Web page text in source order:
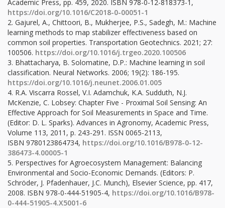
Academic Press, pp. 459, 2020. ISBN 978-0-12-818373-1,
https://doi.org/10.1016/C2018-0-00051-1
2. Gajurel, A., Chittoori, B., Mukherjee, P.S., Sadegh, M.: Machine
learning methods to map stabilizer effectiveness based on
common soil properties. Transportation Geotechnics. 2021; 27:
100506. https://doi.org/10.1016/j.trgeo.2020.100506
3. Bhattacharya, B. Solomatine, D.P.: Machine learning in soil
classification. Neural Networks. 2006; 19(2): 186-195.
https://doi.org/10.1016/j.neunet.2006.01.005
4. R.A. Viscarra Rossel, V.I. Adamchuk, K.A. Sudduth, N.J.
McKenzie, C. Lobsey: Chapter Five - Proximal Soil Sensing: An
Effective Approach for Soil Measurements in Space and Time.
(Editor: D. L. Sparks). Advances in Agronomy, Academic Press,
Volume 113, 2011, p. 243-291. ISSN 0065-2113,
ISBN 9780123864734, https://doi.org/10.1016/B978-0-12-
386473-4.00005-1
5. Perspectives for Agroecosystem Management: Balancing
Environmental and Socio-Economic Demands. (Editors: P.
Schröder, J. Pfadenhauer, J.C. Munch), Elsevier Science, pp. 417,
2008. ISBN 978-0-444-51905-4, https://doi.org/10.1016/B978-
0-444-51905-4.X5001-6